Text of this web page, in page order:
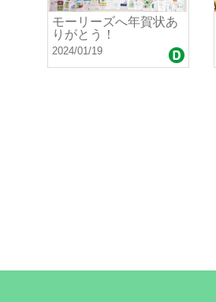
モーリーズへ年賀状あ
りがとう！
2024/01/19